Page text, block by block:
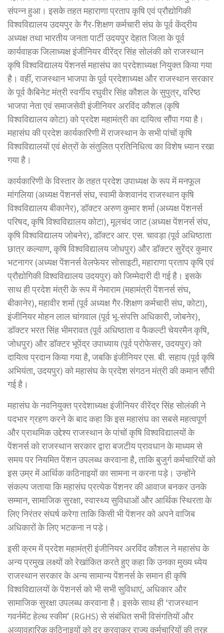
संपन्न हुआ। इसके तहत महाराणा प्रताप कृषि एवं प्रौद्योगिकी
विश्वविद्यालय उदयपुर के गैर-शिक्षण कर्मचारी संघ के पूर्व केंद्रीय
अध्यक्ष तथा भारतीय जनता पार्टी उदयपुर देहात जिला के पूर्व
कार्यवाहक जिलाध्यक्ष इंजीनियर वीरेंद्र सिंह सोलंकी को राजस्थान
कृषि विश्वविद्यालय पेंशनर्स महासंघ का प्रदेशाध्यक्ष नियुक्त किया गया
है। वहीं, राजस्थान भाजपा के पूर्व प्रदेशाध्यक्ष और राजस्थान सरकार
के पूर्व कैबिनेट मंत्री स्वर्गीय रघुवीर सिंह कौशल के सुपुत्र, वरिष्ठ
भाजपा नेता एवं समाजसेवी इंजीनियर अरविंद कौशल (कृषि
विश्वविद्यालय कोटा) को प्रदेश महामंत्री का दायित्व सौंपा गया है।
महासंघ की प्रदेश कार्यकारिणी में राजस्थान के सभी पांचों कृषि
विश्वविद्यालयों एवं क्षेत्रों के संतुलित प्रतिनिधित्व का विशेष ध्यान रखा
गया है।
कार्यकारिणी के विस्तार के तहत प्रदेश उपाध्यक्ष के रूप में मनफूल
मांगलिया (अध्यक्ष पेंशनर्स संघ, स्वामी केशवानंद राजस्थान कृषि
विश्वविद्यालय बीकानेर), डॉक्टर अरुण कुमार शर्मा (अध्यक्ष पेंशनर्स
परिषद, कृषि विश्वविद्यालय कोटा), मूलचंद जाट (अध्यक्ष पेंशनर्स संघ,
कृषि विश्वविद्यालय जोबनेर), डॉक्टर आर. एस. चावड़ा (पूर्व अधिष्ठाता
छात्र कल्याण, कृषि विश्वविद्यालय जोधपुर) और डॉक्टर सुरेंद्र कुमार
भटनागर (अध्यक्ष पेंशनर्स वेलफेयर सोसाइटी, महाराणा प्रताप कृषि एवं
प्रौद्योगिकी विश्वविद्यालय उदयपुर) को जिम्मेदारी दी गई है। इसके
साथ ही प्रदेश मंत्री के रूप में नेमाराम (महामंत्री पेंशनर्स संघ,
बीकानेर), महावीर शर्मा (पूर्व अध्यक्ष गैर-शिक्षण कर्मचारी संघ, कोटा),
इंजीनियर मोहन लाल चांगवाल (पूर्व भू-संपत्ति अधिकारी, जोबनेर),
डॉक्टर भरत सिंह भीमरावत (पूर्व अधिष्ठाता व फैकल्टी चेयरमैन कृषि,
जोधपुर) और डॉक्टर भूपेंद्र उपाध्याय (पूर्व प्रोफेसर, उदयपुर) को
दायित्व प्रदान किया गया है, जबकि इंजीनियर एस. बी. सहाय (पूर्व कृषि
अभियंता, उदयपुर) को महासंघ के प्रदेश संगठन मंत्री की कमान सौंपी
गई है।
महासंघ के नवनियुक्त प्रदेशाध्यक्ष इंजीनियर वीरेंद्र सिंह सोलंकी ने
पदभार ग्रहण करने के बाद कहा कि इस महासंघ का सबसे महत्वपूर्ण
और प्राथमिक उद्देश्य राजस्थान के पांचों कृषि विश्वविद्यालयों के
पेंशनर्स को राजस्थान सरकार द्वारा बजटीय प्रावधान के माध्यम से
समय पर नियमित पेंशन उपलब्ध करवाना है, ताकि बुजुर्ग कर्मचारियों को
इस उम्र में आर्थिक कठिनाइयों का सामना न करना पड़े। उन्होंने
संकल्प जताया कि महासंघ प्रत्येक पेंशनर की आवाज बनकर उनके
सम्मान, सामाजिक सुरक्षा, स्वास्थ्य सुविधाओं और आर्थिक स्थिरता के
लिए निरंतर संघर्ष करेगा ताकि किसी भी पेंशनर को अपने वाजिब
अधिकारों के लिए भटकना न पड़े।
इसी क्रम में प्रदेश महामंत्री इंजीनियर अरविंद कौशल ने महासंघ के
अन्य प्रमुख लक्ष्यों को रेखांकित करते हुए कहा कि उनका मुख्य ध्येय
राजस्थान सरकार के अन्य सामान्य पेंशनर्स के समान ही कृषि
विश्वविद्यालयों के पेंशनर्स को भी सभी सुविधाएं, अधिकार और
सामाजिक सुरक्षा उपलब्ध करवाना है। इसके साथ ही ‘राजस्थान
गवर्नमेंट हेल्थ स्कीम’ (RGHS) से संबंधित सभी विसंगतियों और
अव्यावहारिक कठिनाइयों को दूर करवाकर राज्य कर्मचारियों की तरह